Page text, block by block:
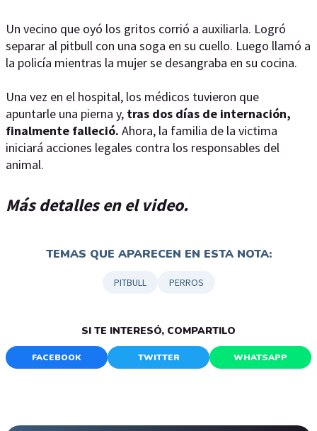
Un vecino que oyó los gritos corrió a auxiliarla. Logró
separar al pitbull con una soga en su cuello. Luego llamó a
la policía mientras la mujer se desangraba en su cocina.
Una vez en el hospital, los médicos tuvieron que
apuntarle una pierna y, tras dos días de internación,
finalmente falleció. Ahora, la familia de la victima
iniciará acciones legales contra los responsables del
animal.
Más detalles en el video.
TEMAS QUE APARECEN EN ESTA NOTA:
PITBULL PERROS
SI TE INTERESÓ, COMPARTILO
FACEBOOK TWITTER WHATSAPP